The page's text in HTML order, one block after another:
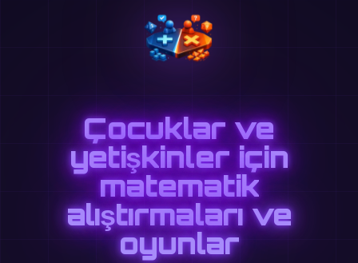
Çocuklar ve
yetişkinler için
matematik
alıştırmaları ve
oyunlar